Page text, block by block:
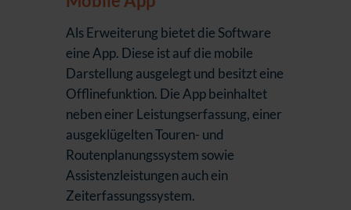
Als Erweiterung bietet die Software
eine App. Diese ist auf die mobile
Darstellung ausgelegt und besitzt eine
Offlinefunktion. Die App beinhaltet
neben einer Leistungserfassung, einer
ausgeklügelten Touren- und
Routenplanungssystem sowie
Assistenzleistungen auch ein
Zeiterfassungssystem.